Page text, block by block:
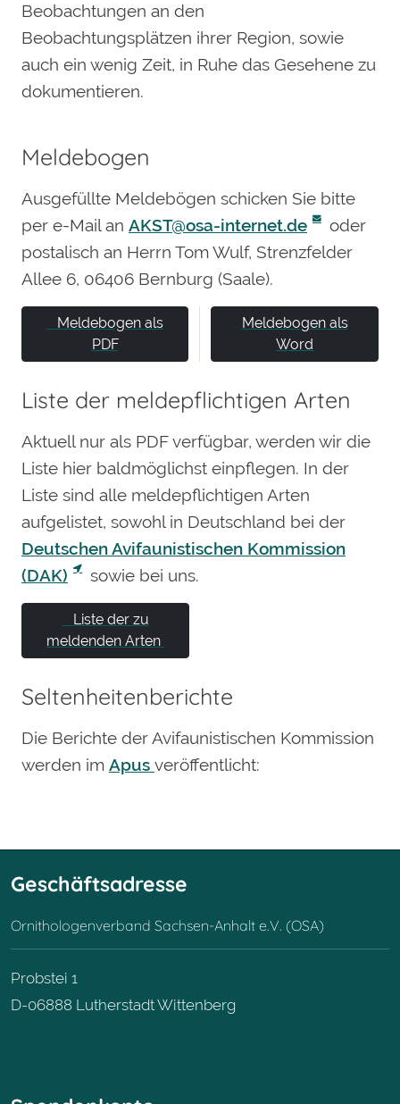
Beobachtungen an den
Beobachtungsplätzen ihrer Region, sowie
auch ein wenig Zeit, in Ruhe das Gesehene zu
dokumentieren.
Meldebogen
Ausgefüllte Meldebögen schicken Sie bitte
per e-Mail an AKST@osa-internet.de
oder
postalisch an Herrn Tom Wulf, Strenzfelder
Allee 6, 06406 Bernburg (Saale).
Meldebogen als
PDF
Meldebogen als
Word
Liste der meldepflichtigen Arten
Aktuell nur als PDF verfügbar, werden wir die
Liste hier baldmöglichst einpflegen. In der
Liste sind alle meldepflichtigen Arten
aufgelistet, sowohl in Deutschland bei der
Deutschen Avifaunistischen Kommission
(DAK)
sowie bei uns.
Liste der zu
meldenden Arten
Seltenheitenberichte
Die Berichte der Avifaunistischen Kommission
werden im Apus veröffentlicht:
Geschäftsadresse
Ornithologenverband Sachsen-Anhalt e.V. (OSA)
Probstei 1
D-06888 Lutherstadt Wittenberg